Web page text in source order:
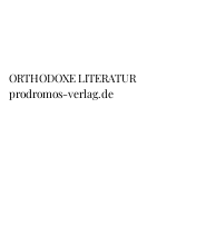
ORTHODOXE LITERATUR
prodromos-verlag.de